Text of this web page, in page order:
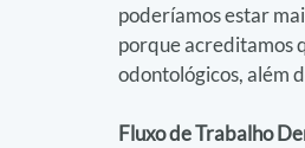
poderíamos estar
porque acreditamos
odontológicos, além
Fluxo de Trabalho